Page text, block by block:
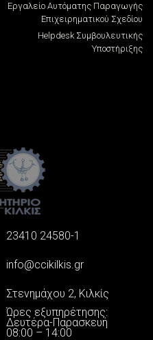
Εργαλείο Αυτόματης Παραγωγής
Επιχειρηματικού Σχεδίου
Helpdesk Συμβουλευτικής
Υποστήριξης
23410 24580-1
info@ccikilkis.gr
Στενημάχου 2, Κιλκίς
Ώρες εξυπηρέτησης:
Δευτέρα-Παρασκευή
08:00 – 14:00